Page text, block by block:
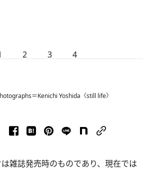
2 3 4
＝Kenichi Yoshida〈still life〉
雑誌発売時のものであり、現在では